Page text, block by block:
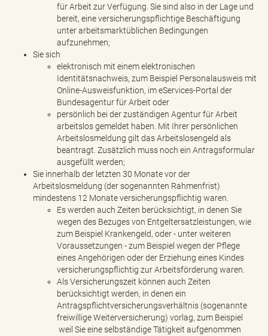
für Arbeit zur Verfügung. Sie sind also in der Lage und
bereit, eine versicherungspflichtige Beschäftigung
unter arbeitsmarktüblichen Bedingungen
aufzunehmen;
Sie sich
elektronisch mit einem elektronischen
Identitätsnachweis, zum Beispiel Personalausweis mit
Online-Ausweisfunktion, im eServices-Portal der
Bundesagentur für Arbeit oder
persönlich bei der zuständigen Agentur für Arbeit
arbeitslos gemeldet haben. Mit Ihrer persönlichen
Arbeitslosmeldung gilt das Arbeitslosengeld als
beantragt. Zusätzlich muss noch ein Antragsformular
ausgefüllt werden;
Sie innerhalb der letzten 30 Monate vor der
Arbeitslosmeldung (der sogenannten Rahmenfrist)
mindestens 12 Monate versicherungspflichtig waren.
Es werden auch Zeiten berücksichtigt, in denen Sie
wegen des Bezuges von Entgeltersatzleistungen, wie
zum Beispiel Krankengeld, oder - unter weiteren
Voraussetzungen - zum Beispiel wegen der Pflege
eines Angehörigen oder der Erziehung eines Kindes
versicherungspflichtig zur Arbeitsförderung waren.
Als Versicherungszeit können auch Zeiten
berücksichtigt werden, in denen ein
Antragspflichtversicherungsverhältnis (sogenannte
freiwillige Weiterversicherung) vorlag, zum Beispiel
weil Sie eine selbständige Tätigkeit aufgenommen